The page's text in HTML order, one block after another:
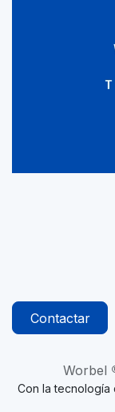
Contactar
Worbel
Con la tecnología